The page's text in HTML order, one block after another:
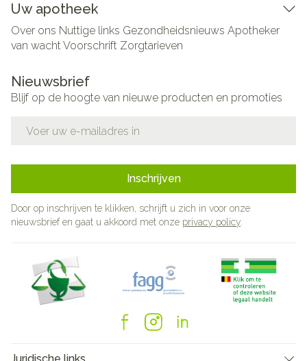
Uw apotheek
Over ons Nuttige links Gezondheidsnieuws Apotheker
van wachtVoorschrift Zorgtarieven
Nieuwsbrief
Blijf op de hoogte van nieuwe producten en promoties
Inschrijven
Door op inschrijven te klikken, schrijft u zich in voor onze
nieuwsbrief en gaat u akkoord met onze privacy policy